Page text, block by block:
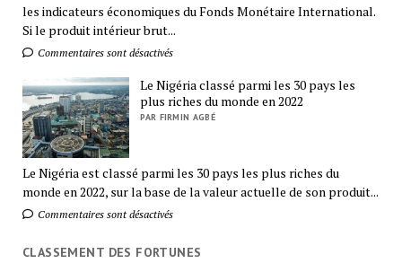
les indicateurs économiques du Fonds Monétaire International.
Si le produit intérieur brut...
Commentaires sont désactivés
Le Nigéria classé parmi les 30 pays les
plus riches du monde en 2022
PAR FIRMIN AGBÉ
Le Nigéria est classé parmi les 30 pays les plus riches du
monde en 2022, sur la base de la valeur actuelle de son produit...
Commentaires sont désactivés
CLASSEMENT DES FORTUNES